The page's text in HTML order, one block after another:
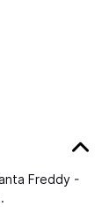
Freddy -